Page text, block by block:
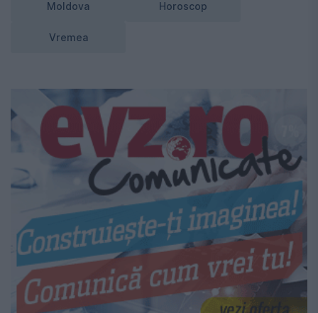
Moldova Horoscop
Vremea